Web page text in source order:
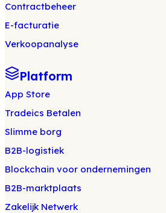
Contractbeheer
E-facturatie
Verkoopanalyse
Platform
App Store
Tradeics Betalen
Slimme borg
B2B-logistiek
Blockchain voor ondernemingen
B2B-marktplaats
Zakelijk Netwerk